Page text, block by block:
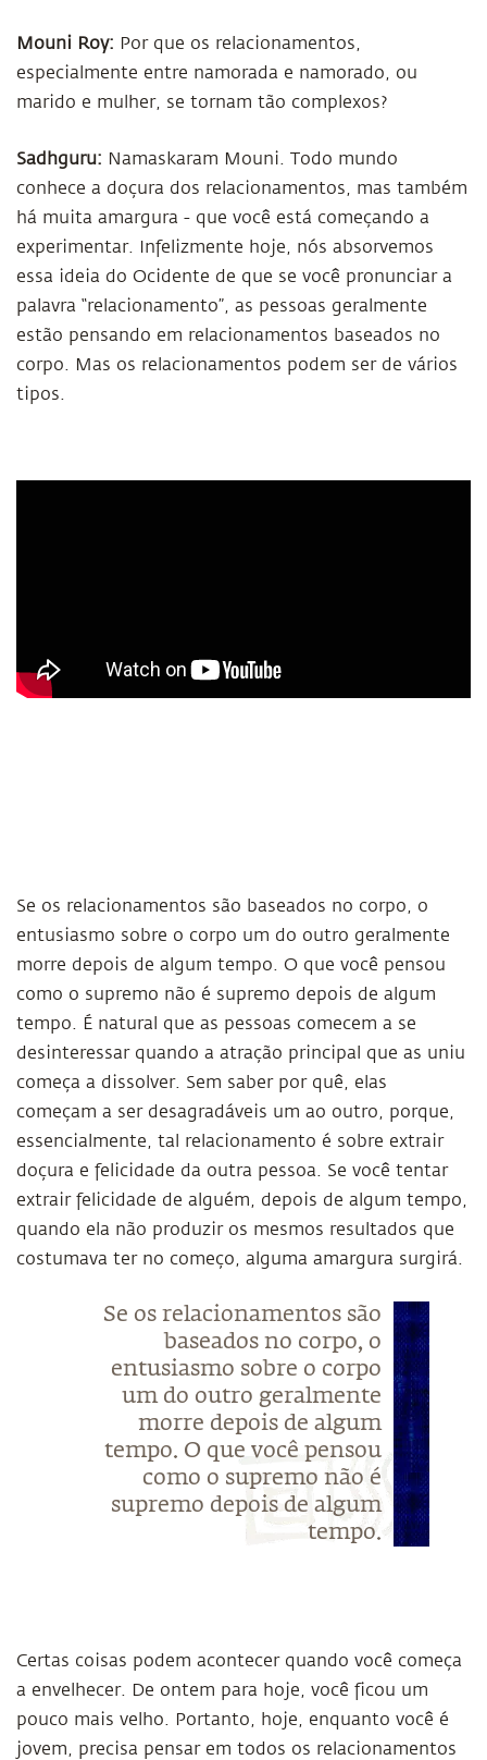
Mouni Roy: Por que os relacionamentos,
especialmente entre namorada e namorado, ou
marido e mulher, se tornam tão complexos?
Sadhguru: Namaskaram Mouni. Todo mundo
conhece a doçura dos relacionamentos, mas também
há muita amargura - que você está começando a
experimentar. Infelizmente hoje, nós absorvemos
essa ideia do Ocidente de que se você pronunciar a
palavra “relacionamento”, as pessoas geralmente
estão pensando em relacionamentos baseados no
corpo. Mas os relacionamentos podem ser de vários
tipos.
Se os relacionamentos são baseados no corpo, o
entusiasmo sobre o corpo um do outro geralmente
morre depois de algum tempo. O que você pensou
como o supremo não é supremo depois de algum
tempo. É natural que as pessoas comecem a se
desinteressar quando a atração principal que as uniu
começa a dissolver. Sem saber por quê, elas
começam a ser desagradáveis um ao outro, porque,
essencialmente, tal relacionamento é sobre extrair
doçura e felicidade da outra pessoa. Se você tentar
extrair felicidade de alguém, depois de algum tempo,
quando ela não produzir os mesmos resultados que
costumava ter no começo, alguma amargura surgirá.
Se os relacionamentos são
baseados no corpo, o
entusiasmo sobre o corpo
um do outro geralmente
morre depois de algum
tempo. O que você pensou
como o supremo não é
supremo depois de algum
tempo.
Certas coisas podem acontecer quando você começa
a envelhecer. De ontem para hoje, você ficou um
pouco mais velho. Portanto, hoje, enquanto você é
jovem, precisa pensar em todos os relacionamentos